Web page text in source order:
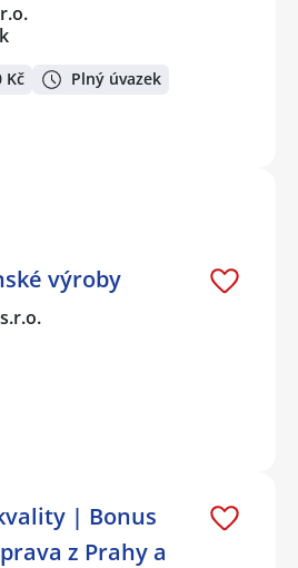
Kč Plný úvazek
výroby
| Bonus
z Prahy a